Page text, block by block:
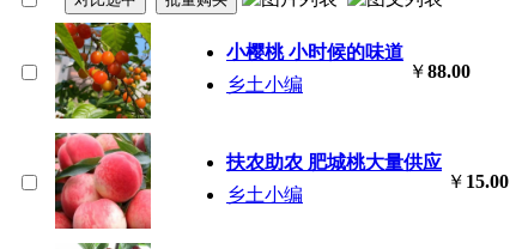
小樱桃小时候的味道
乡土小编
￥88.00
扶农助农 肥城桃大量供应
乡土小编
￥ 15.00